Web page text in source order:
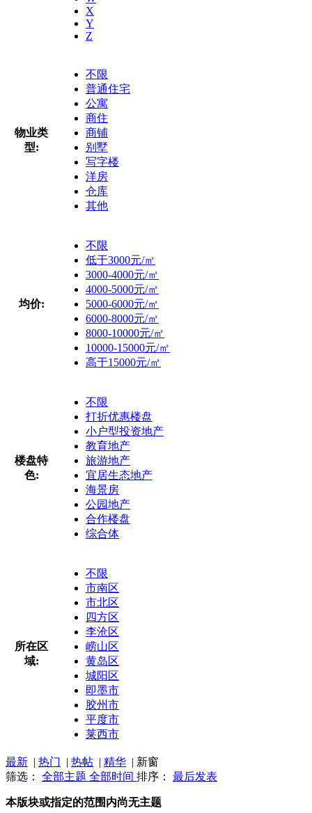
X
Y
Z
物业类
型:
不限
普通住宅
公寓
商住
商铺
别墅
写字楼
洋房
仓库
其他
均价:
不限
低于3000元/㎡
3000-4000元/㎡
4000-5000元/㎡
5000-6000元/㎡
6000-8000元/㎡
8000-10000元/㎡
10000-15000元/㎡
高于15000元/㎡
楼盘特
色:
不限
打折优惠楼盘
小户型投资地产
教育地产
旅游地产
宜居生态地产
海景房
公园地产
合作楼盘
综合体
所在区
域:
不限
市南区
市北区
四方区
李沧区
崂山区
黄岛区
城阳区
即墨市
胶州市
平度市
莱西市
最新 | 热门 | 热帖 | 精华 | 新窗
筛选： 全部主题 全部时间 排序： 最后发表
本版块或指定的范围内尚无主题